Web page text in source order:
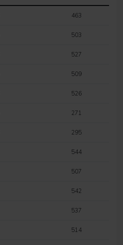
463
503
527
509
526
271
295
544
507
542
537
514